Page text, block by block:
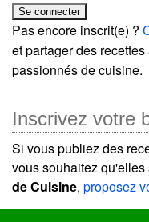
Pas encore inscrit(e) ?
et partager des
passionnés de cuisine.
Inscrivez votre
Si vous publiez des
vous souhaitez
de Cuisine, proposez